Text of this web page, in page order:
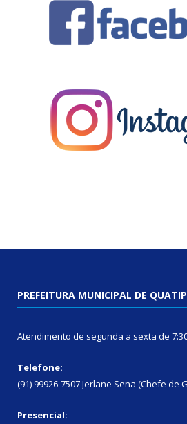
PREFEITURA MUNICIPAL DE
Atendimento de segunda a sexta de
Telefone:
(91) 99926-7507 Jerlane Sena (Chefe de
Presencial: